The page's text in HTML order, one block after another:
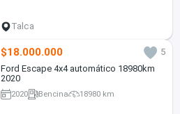
Talca
$18.000.000
5
Ford Escape 4x4 automático 18980km
2020
2020 Bencina 18980 km